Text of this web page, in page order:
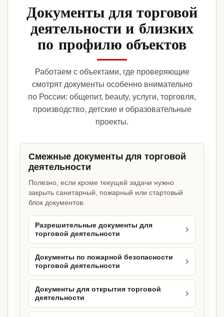
Документы для торговой
деятельности и близких
по профилю объектов
Работаем с объектами, где проверяющие
смотрят документы особенно внимательно
по России: общепит, beauty, услуги, торговля,
производство, детские и образовательные
проекты.
Смежные документы для торговой
деятельности
Полезно, если кроме текущей задачи нужно
закрыть санитарный, пожарный или стартовый
блок документов.
Разрешительные документы для
торговой деятельности
Документы по пожарной безопасности
торговой деятельности
Документы для открытия торговой
деятельности